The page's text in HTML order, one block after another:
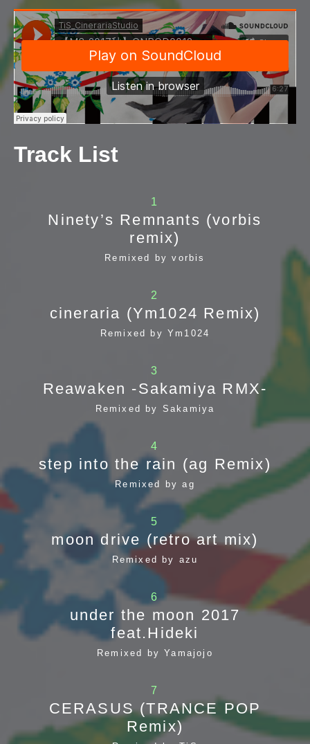
Track List
1
Ninety’s Remnants (vorbis
remix)
Remixed by vorbis
2
cineraria (Ym1024 Remix)
Remixed by Ym1024
3
Reawaken -Sakamiya RMX-
Remixed by Sakamiya
4
step into the rain (ag Remix)
Remixed by ag
5
moon drive (retro art mix)
Remixed by azu
6
under the moon 2017
feat.Hideki
Remixed by Yamajojo
7
CERASUS (TRANCE POP
Remix)